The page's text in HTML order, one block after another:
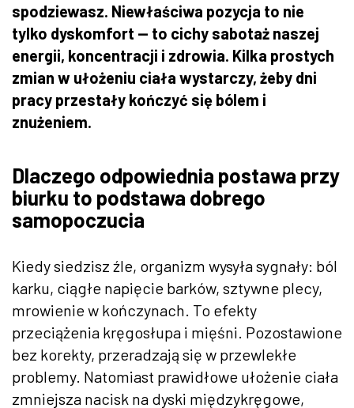
spodziewasz. Niewłaściwa pozycja to nie
tylko dyskomfort — to cichy sabotaż naszej
energii, koncentracji i zdrowia. Kilka prostych
zmian w ułożeniu ciała wystarczy, żeby dni
pracy przestały kończyć się bólem i
znużeniem.
Dlaczego odpowiednia postawa przy
biurku to podstawa dobrego
samopoczucia
Kiedy siedzisz źle, organizm wysyła sygnały: ból
karku, ciągłe napięcie barków, sztywne plecy,
mrowienie w kończynach. To efekty
przeciążenia kręgosłupa i mięśni. Pozostawione
bez korekty, przeradzają się w przewlekłe
problemy. Natomiast prawidłowe ułożenie ciała
zmniejsza nacisk na dyski międzykręgowe,